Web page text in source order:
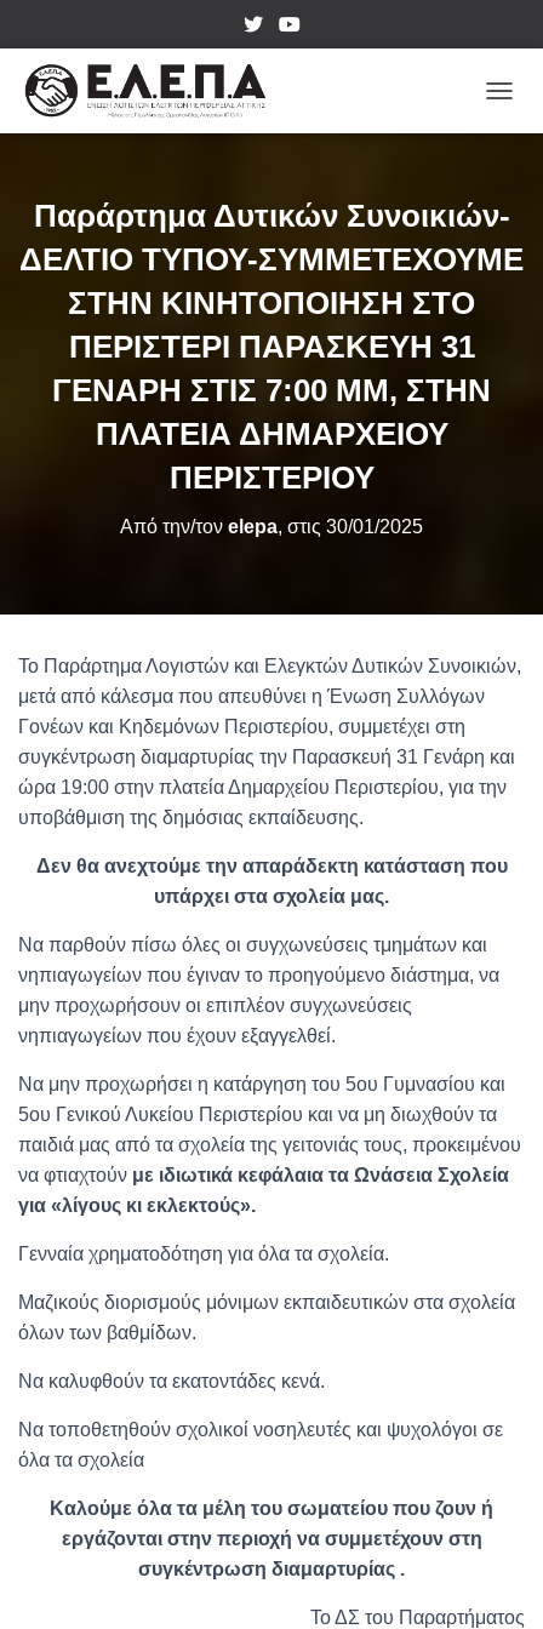
Παράρτημα Δυτικών Συνοικιών-
ΔΕΛΤΙΟ ΤΥΠΟΥ-ΣΥΜΜΕΤΕΧΟΥΜΕ
ΣΤΗΝ ΚΙΝΗΤΟΠΟΙΗΣΗ ΣΤΟ
ΠΕΡΙΣΤΕΡΙ ΠΑΡΑΣΚΕΥΗ 31
ΓΕΝΑΡΗ ΣΤΙΣ 7:00 ΜΜ, ΣΤΗΝ
ΠΛΑΤΕΙΑ ΔΗΜΑΡΧΕΙΟΥ
ΠΕΡΙΣΤΕΡΙΟΥ
Από την/τον elepa, στις 30/01/2025
Το Παράρτημα Λογιστών και Ελεγκτών Δυτικών Συνοικιών,
μετά από κάλεσμα που απευθύνει η Ένωση Συλλόγων
Γονέων και Κηδεμόνων Περιστερίου, συμμετέχει στη
συγκέντρωση διαμαρτυρίας την Παρασκευή 31 Γενάρη και
ώρα 19:00 στην πλατεία Δημαρχείου Περιστερίου, για την
υποβάθμιση της δημόσιας εκπαίδευσης.
Δεν θα ανεχτούμε την απαράδεκτη κατάσταση που
υπάρχει στα σχολεία μας.
Να παρθούν πίσω όλες οι συγχωνεύσεις τμημάτων και
νηπιαγωγείων που έγιναν το προηγούμενο διάστημα, να
μην προχωρήσουν οι επιπλέον συγχωνεύσεις
νηπιαγωγείων που έχουν εξαγγελθεί.
Να μην προχωρήσει η κατάργηση του 5ου Γυμνασίου και
5ου Γενικού Λυκείου Περιστερίου και να μη διωχθούν τα
παιδιά μας από τα σχολεία της γειτονιάς τους, προκειμένου
να φτιαχτούν με ιδιωτικά κεφάλαια τα Ωνάσεια Σχολεία
για «λίγους κι εκλεκτούς».
Γενναία χρηματοδότηση για όλα τα σχολεία.
Μαζικούς διορισμούς μόνιμων εκπαιδευτικών στα σχολεία
όλων των βαθμίδων.
Να καλυφθούν τα εκατοντάδες κενά.
Να τοποθετηθούν σχολικοί νοσηλευτές και ψυχολόγοι σε
όλα τα σχολεία
Καλούμε όλα τα μέλη του σωματείου που ζουν ή
εργάζονται στην περιοχή να συμμετέχουν στη
συγκέντρωση διαμαρτυρίας .
Το ΔΣ του Παραρτήματος